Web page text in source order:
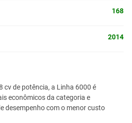
168
2014
cv de potência, a Linha 6000 é
econômicos da categoria e
desempenho com o menor custo